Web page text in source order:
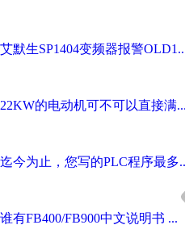
艾默生SP1404变频器报警
22KW的电动机可不可以直接满...
迄今为止，您写的PLC程序最多
谁有FB400/FB900中文说明书 ...